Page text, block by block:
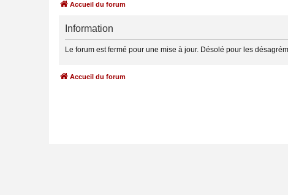
Accueil du forum
Information
Le forum est fermé pour une mise à jour. Désolé pour les
Accueil du forum